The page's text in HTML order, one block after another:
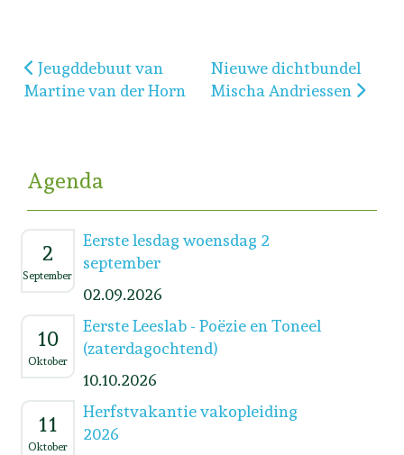
Vorig artikel: Jeugddebuut van Martine van der
Jeugddebuut van
Martine van der Horn
Volgende artikel:
Nieuwe dichtbundel
Mischa Andriessen
Agenda
2
September
Eerste lesdag woensdag 2
september
02.09.2026
10
Oktober
Eerste Leeslab - Poëzie en Toneel
(zaterdagochtend)
10.10.2026
11
Oktober
Herfstvakantie vakopleiding
2026